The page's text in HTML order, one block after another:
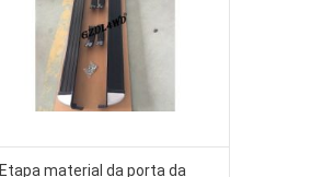
Etapa material da porta da